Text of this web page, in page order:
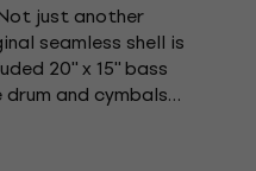
just another
seamless shell is
20'' x 15'' bass
drum and cymbals